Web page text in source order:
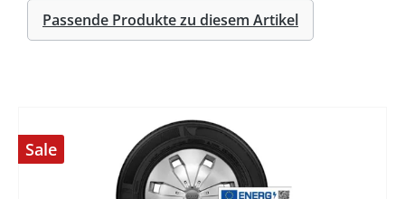
Passende Produkte zu diesem Artikel
Sale